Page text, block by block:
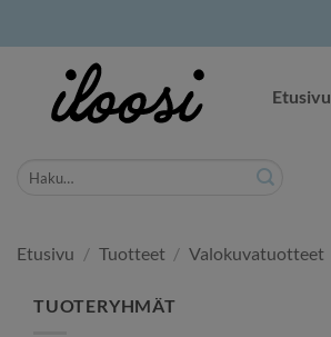
sisältöön
Etusivu
Etusivu / Tuotteet / Valokuvatuotteet
TUOTERYHMÄT